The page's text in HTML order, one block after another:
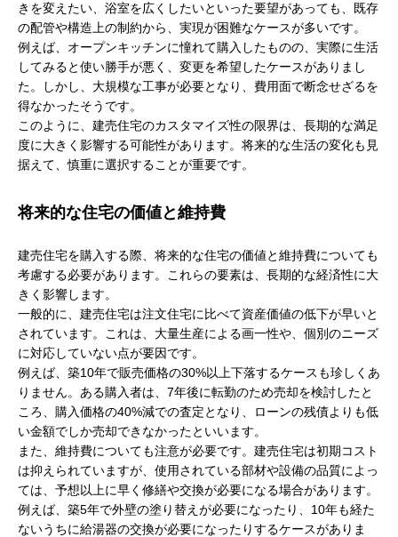
きを変えたい、浴室を広くしたいといった要望があっても、既存
の配管や構造上の制約から、実現が困難なケースが多いです。
例えば、オープンキッチンに憧れて購入したものの、実際に生活
してみると使い勝手が悪く、変更を希望したケースがありまし
た。しかし、大規模な工事が必要となり、費用面で断念せざるを
得なかったそうです。
このように、建売住宅のカスタマイズ性の限界は、長期的な満足
度に大きく影響する可能性があります。将来的な生活の変化も見
据えて、慎重に選択することが重要です。
将来的な住宅の価値と維持費
建売住宅を購入する際、将来的な住宅の価値と維持費についても
考慮する必要があります。これらの要素は、長期的な経済性に大
きく影響します。
一般的に、建売住宅は注文住宅に比べて資産価値の低下が早いと
されています。これは、大量生産による画一性や、個別のニーズ
に対応していない点が要因です。
例えば、築10年で販売価格の30%以上下落するケースも珍しくあ
りません。ある購入者は、7年後に転勤のため売却を検討したと
ころ、購入価格の40%減での査定となり、ローンの残債よりも低
い金額でしか売却できなかったといいます。
また、維持費についても注意が必要です。建売住宅は初期コスト
は抑えられていますが、使用されている部材や設備の品質によっ
ては、予想以上に早く修繕や交換が必要になる場合があります。
例えば、築5年で外壁の塗り替えが必要になったり、10年も経た
ないうちに給湯器の交換が必要になったりするケースがありま